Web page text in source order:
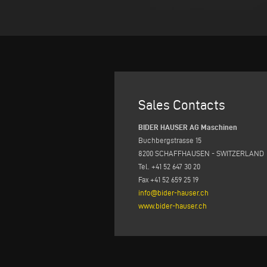
Sales Contacts
BIDER HAUSER AG Maschinen
Buchbergstrasse 15
8200 SCHAFFHAUSEN - SWITZERLAND
Tel. +41 52 647 30 20
Fax +41 52 659 25 19
info@bider-hauser.ch
www.bider-hauser.ch